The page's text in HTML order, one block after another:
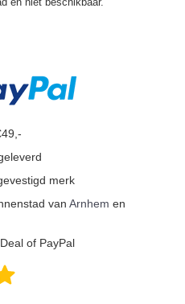
merk
van Arnhem en
of PayPal